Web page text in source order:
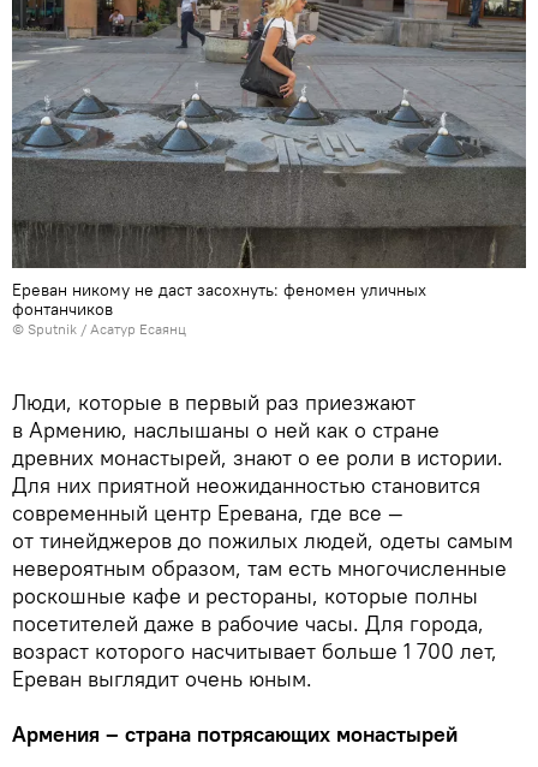
Ереван никому не даст засохнуть: феномен уличных
фонтанчиков
© Sputnik / Асатур Есаянц
Люди, которые в первый раз приезжают
в Армению, наслышаны о ней как о стране
древних монастырей, знают о ее роли в истории.
Для них приятной неожиданностью становится
современный центр Еревана, где все —
от тинейджеров до пожилых людей, одеты самым
невероятным образом, там есть многочисленные
роскошные кафе и рестораны, которые полны
посетителей даже в рабочие часы. Для города,
возраст которого насчитывает больше 1 700 лет,
Ереван выглядит очень юным.
Армения – страна потрясающих монастырей